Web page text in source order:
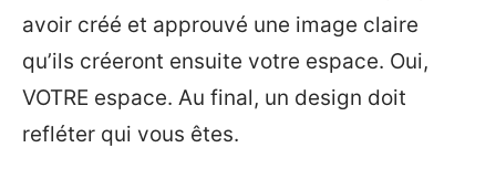
avoir créé et approuvé une image claire
qu’ils créeront ensuite votre espace. Oui,
VOTRE espace. Au final, un design doit
refléter qui vous êtes.